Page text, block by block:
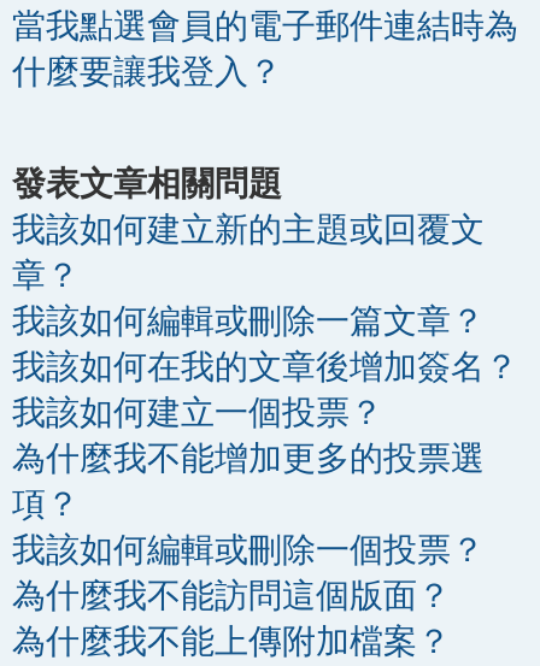
當我點選會員的電子郵件連結時為
什麼要讓我登入？
發表文章相關問題
我該如何建立新的主題或回覆文
章？
我該如何編輯或刪除一篇文章？
我該如何在我的文章後增加簽名？
我該如何建立一個投票？
為什麼我不能增加更多的投票選
項？
我該如何編輯或刪除一個投票？
為什麼我不能訪問這個版面？
為什麼我不能上傳附加檔案？